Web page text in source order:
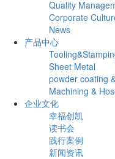
Quality
Corporate
News
产品中心
Sheet Metal
powder coating
Machining &
企业文化
幸福创凯
读书会
践行案例
新闻资讯